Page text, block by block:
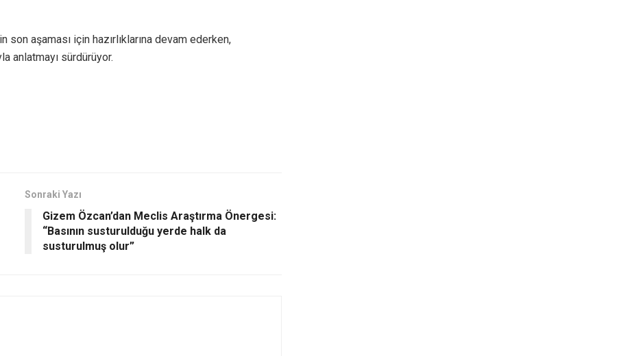
son aşaması için hazırlıklarına devam ederken,
anlatmayı sürdürüyor.
Sonraki Yazı
Gizem Özcan’dan Meclis Araştırma Önergesi:
“Basının susturulduğu yerde halk da
susturulmuş olur”